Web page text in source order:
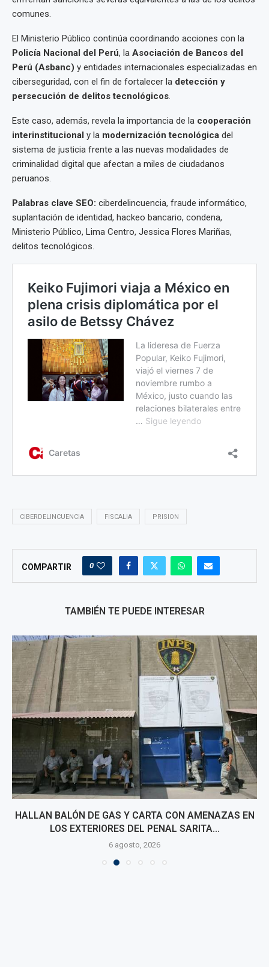
comunes.
El Ministerio Público continúa coordinando acciones con la
Policía Nacional del Perú, la Asociación de Bancos del
Perú (Asbanc) y entidades internacionales especializadas en
ciberseguridad, con el fin de fortalecer la detección y
persecución de delitos tecnológicos.
Este caso, además, revela la importancia de la cooperación
interinstitucional y la modernización tecnológica del
sistema de justicia frente a las nuevas modalidades de
criminalidad digital que afectan a miles de ciudadanos
peruanos.
Palabras clave SEO: ciberdelincuencia, fraude informático,
suplantación de identidad, hackeo bancario, condena,
Ministerio Público, Lima Centro, Jessica Flores Mariñas,
delitos tecnológicos.
CIBERDELINCUENCIA FISCALIA PRISION
COMPARTIR 0
TAMBIÉN TE PUEDE INTERESAR
HALLAN BALÓN DE GAS Y CARTA CON AMENAZAS EN
LOS EXTERIORES DEL PENAL SARITA...
6 agosto, 2026